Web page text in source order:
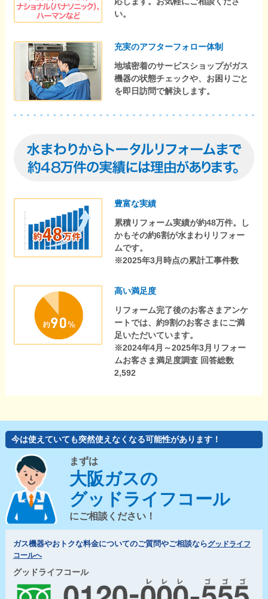
い。
充実のアフターフォロー体制
地域密着のサービスショップがガス
機器の状態チェックや、お困りごと
を即日訪問で解決します。
豊富な実績
累積リフォーム実績が約48万件。し
かもその約6割が水まわりリフォー
ムです。
※2025年3月時点の累計工事件数
高い満足度
リフォーム完了後のお客さまアンケ
ートでは、約9割のお客さまにご満
足いただいています。
※2024年4月～2025年3月リフォー
ムお客さま満足度調査 回答総数
2,592
今は使えていても突然使えなくなる可能性があります！
まずは
大阪ガスの
グッドライフコール
にご相談ください！
ガス機器やおトクな料金についてのご質問やご相談ならグッドライフ
コールへ
グッドライフコール